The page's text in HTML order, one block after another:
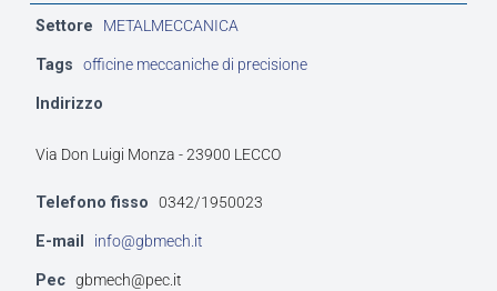
Settore METALMECCANICA
Tags officine meccaniche di precisione
Indirizzo
Via Don Luigi Monza - 23900 LECCO
Telefono fisso 0342/1950023
E-mail info@gbmech.it
Pec gbmech@pec.it